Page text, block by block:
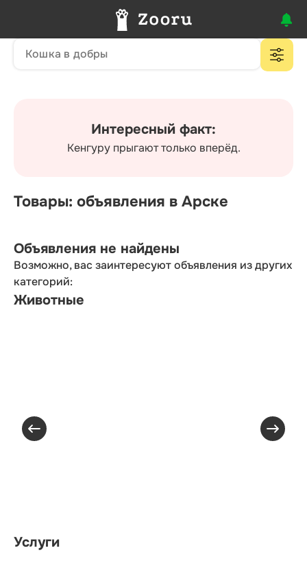
Интересный факт:
Кенгуру прыгают только вперёд.
Товары: объявления в Арске
Объявления не найдены
Возможно, вас заинтересуют объявления из других
категорий:
Животные
Услуги